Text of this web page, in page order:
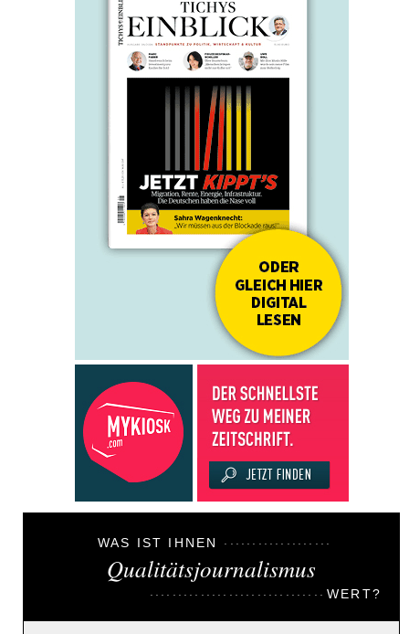
WAS IST IHNEN
Qualitätsjournalismus
WERT?